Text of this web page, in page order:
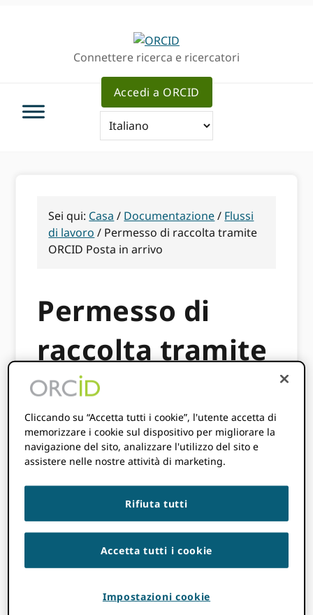
Connettere ricerca e ricercatori
Accedi a ORCID
Sei qui: Casa / Documentazione/ Flussi
di lavoro / Permesso di raccolta tramite
ORCID Posta in arrivo
Permesso di
raccolta tramite
ORCID Posta in
arrivo
dagli autori per aggiungere opere
pubblicate ai loro ORCID registrare tramite
notifiche di autorizzazione.
Questo è un ottimo modo per contattare gli
autori per ottenere l'autorizzazione ad
aggiungere opere a quelle dell'autore ORCID
Cliccando su “Accetta tutti i cookie”, l'utente accetta di
memorizzare i cookie sul dispositivo per migliorare la
navigazione del sito, analizzare l'utilizzo del sito e
assistere nelle nostre attività di marketing.
Rifiuta tutti
Accetta tutti i cookie
Impostazioni cookie